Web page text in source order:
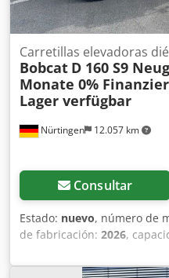
Nürtingen 12.057 km
Carretillas elevadoras
Bobcat D 160 S9
Monate 0%
Lager verfügbar
Consultar
Estado: nuevo, número de
de fabricación: 2026,
,
de carga:600 mm, tipo de